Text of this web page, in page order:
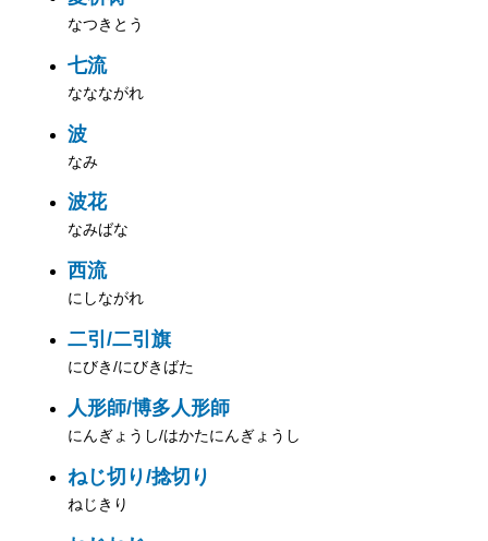
なつきとう
七流
ななながれ
波
なみ
波花
なみばな
西流
にしながれ
二引/二引旗
にびき/にびきばた
人形師/博多人形師
にんぎょうし/はかたにんぎょうし
ねじ切り/捻切り
ねじきり